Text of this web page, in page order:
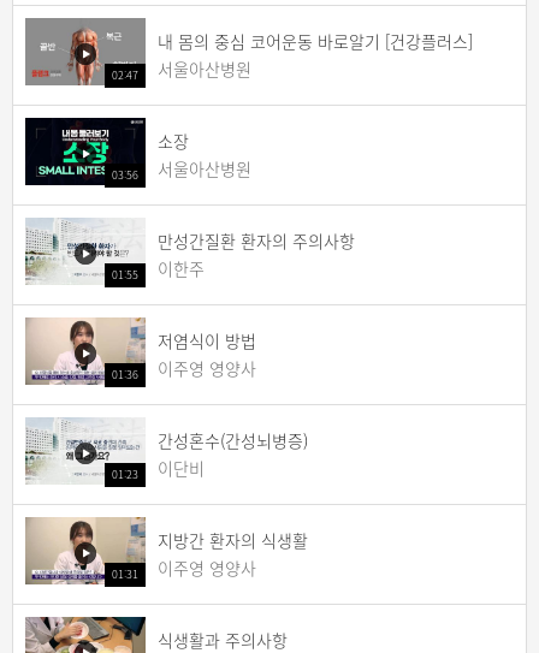
02:47
내 몸의 중심 코어운동 바로알기 [건강플러스]
서울아산병원
03:56
소장
서울아산병원
01:55
만성간질환 환자의 주의사항
이한주
01:36
저염식이 방법
이주영 영양사
01:23
간성혼수(간성뇌병증)
이단비
01:31
지방간 환자의 식생활
이주영 영양사
식생활과 주의사항